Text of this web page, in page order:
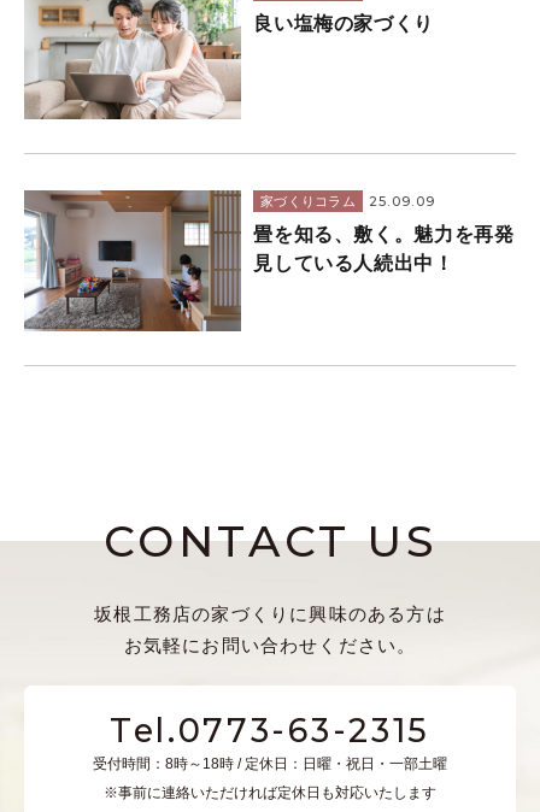
良い塩梅の家づくり
家づくりコラム 25.09.09
畳を知る、敷く。魅力を再発
見している人続出中！
CONTACT US
坂根工務店の家づくりに興味のある方は
お気軽にお問い合わせください。
Tel.0773-63-2315
受付時間：8時～18時 / 定休日：日曜・祝日・一部土曜
※事前に連絡いただければ定休日も対応いたします